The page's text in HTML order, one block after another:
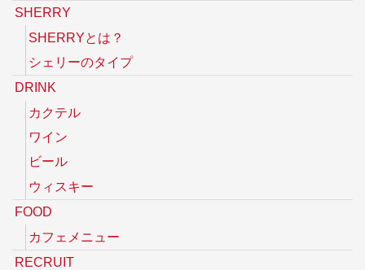
SHERRY
SHERRYとは？
シェリーのタイプ
DRINK
カクテル
ワイン
ビール
ウィスキー
FOOD
カフェメニュー
RECRUIT